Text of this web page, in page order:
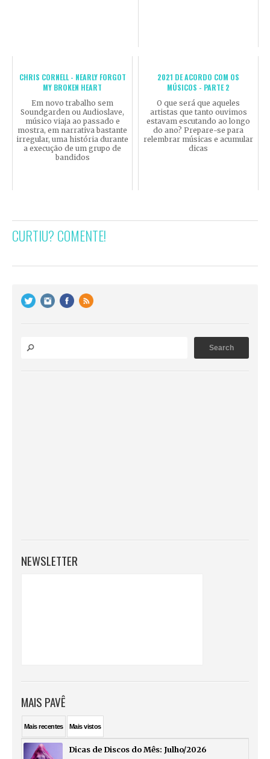
CHRIS CORNELL - NEARLY FORGOT
MY BROKEN HEART
Em novo trabalho sem
Soundgarden ou Audioslave,
músico viaja ao passado e
mostra, em narrativa bastante
irregular, uma história durante
a execução de um grupo de
bandidos
2021 DE ACORDO COM OS
MÚSICOS - PARTE 2
O que será que aqueles
artistas que tanto ouvimos
estavam escutando ao longo
do ano? Prepare-se para
relembrar músicas e acumular
dicas
CURTIU? COMENTE!
NEWSLETTER
MAIS PAVÊ
Maisrecentes Maisvistos
Dicas de Discos do Mês: Julho/2026